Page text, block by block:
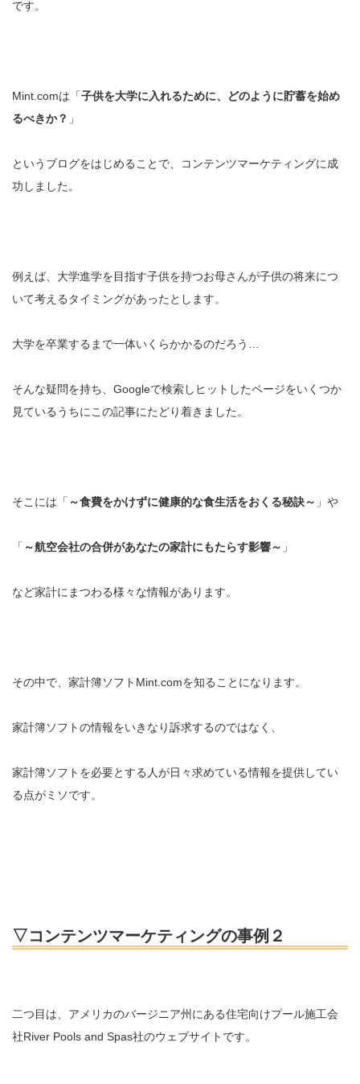
です。
Mint.comは「子供を大学に入れるために、どのように貯蓄を始め
るべきか？ 」
というブログをはじめることで、コンテンツマーケティングに成
功しました。
例えば、大学進学を目指す子供を持つお母さんが子供の将来につ
いて考えるタイミングがあったとします。
大学を卒業するまで一体いくらかかるのだろう…
そんな疑問を持ち、Googleで検索しヒットしたページをいくつか
見ているうちにこの記事にたどり着きました。
そこには「 ～食費をかけずに健康的な食生活をおくる秘訣～ 」や
「 ～航空会社の合併があなたの家計にもたらす影響～ 」
など家計にまつわる様々な情報があります。
その中で、家計簿ソフトMint.comを知ることになります。
家計簿ソフトの情報をいきなり訴求するのではなく、
家計簿ソフトを必要とする人が日々求めている情報を提供してい
る点がミソです。
▽コンテンツマーケティングの事例２
二つ目は、アメリカのバージニア州にある住宅向けプール施工会
社River Pools and Spas社のウェブサイトです。